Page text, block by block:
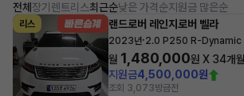
전체 장기렌트리스최근순낮은 가격순지원금 많은순
리스 랜드로버 레인지로버 벨라
2023년·2.0 P250 R-Dynamic
월 1,480,000원 X 34개월
지원금4,500,000원
조회 3,073방금전